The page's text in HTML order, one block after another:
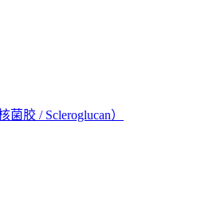
胶 / Scleroglucan）